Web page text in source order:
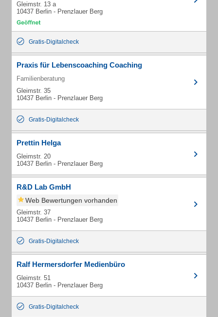
Gleimstr. 13 a
10437 Berlin - Prenzlauer Berg
Gratis-Digitalcheck
Praxis für Lebenscoaching Coaching
Familienberatung
Gleimstr. 35
10437 Berlin - Prenzlauer Berg
Gratis-Digitalcheck
Prettin Helga
Gleimstr. 20
10437 Berlin - Prenzlauer Berg
R&D Lab GmbH
Web Bewertungen vorhanden
Gleimstr. 37
10437 Berlin - Prenzlauer Berg
Gratis-Digitalcheck
Ralf Hermersdorfer Medienbüro
Gleimstr. 51
10437 Berlin - Prenzlauer Berg
Gratis-Digitalcheck